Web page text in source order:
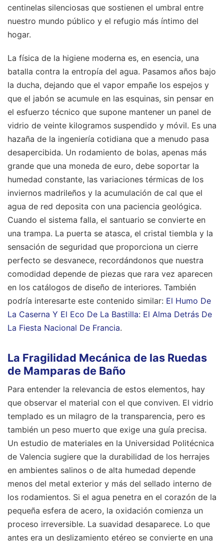
centinelas silenciosas que sostienen el umbral entre
nuestro mundo público y el refugio más íntimo del
hogar.
La física de la higiene moderna es, en esencia, una
batalla contra la entropía del agua. Pasamos años bajo
la ducha, dejando que el vapor empañe los espejos y
que el jabón se acumule en las esquinas, sin pensar en
el esfuerzo técnico que supone mantener un panel de
vidrio de veinte kilogramos suspendido y móvil. Es una
hazaña de la ingeniería cotidiana que a menudo pasa
desapercibida. Un rodamiento de bolas, apenas más
grande que una moneda de euro, debe soportar la
humedad constante, las variaciones térmicas de los
inviernos madrileños y la acumulación de cal que el
agua de red deposita con una paciencia geológica.
Cuando el sistema falla, el santuario se convierte en
una trampa. La puerta se atasca, el cristal tiembla y la
sensación de seguridad que proporciona un cierre
perfecto se desvanece, recordándonos que nuestra
comodidad depende de piezas que rara vez aparecen
en los catálogos de diseño de interiores. También
podría interesarte este contenido similar: El Humo De
La Caserna Y El Eco De La Bastilla: El Alma Detrás De
La Fiesta Nacional De Francia.
La Fragilidad Mecánica de las Ruedas
de Mamparas de Baño
Para entender la relevancia de estos elementos, hay
que observar el material con el que conviven. El vidrio
templado es un milagro de la transparencia, pero es
también un peso muerto que exige una guía precisa.
Un estudio de materiales en la Universidad Politécnica
de Valencia sugiere que la durabilidad de los herrajes
en ambientes salinos o de alta humedad depende
menos del metal exterior y más del sellado interno de
los rodamientos. Si el agua penetra en el corazón de la
pequeña esfera de acero, la oxidación comienza un
proceso irreversible. La suavidad desaparece. Lo que
antes era un deslizamiento etéreo se convierte en una